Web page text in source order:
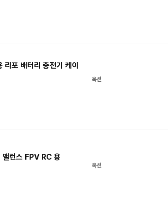
포 배터리 충전기 케이
옥션
런스 FPV RC 용
옥션